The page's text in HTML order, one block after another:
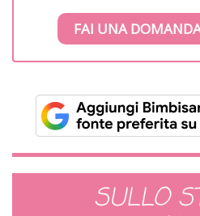
FAI UNA DOMANDA
SULLO